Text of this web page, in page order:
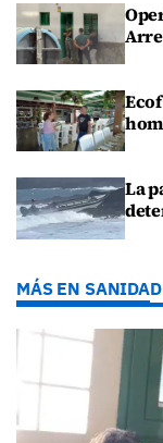
La
MÁS EN SANIDAD